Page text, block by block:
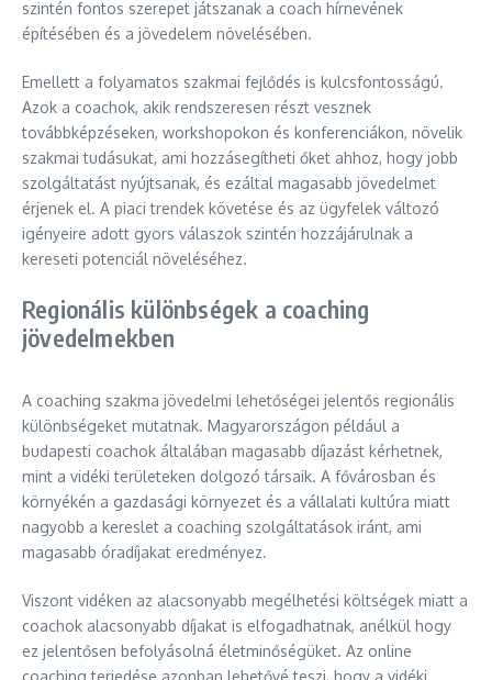
szintén fontos szerepet játszanak a coach hírnevének
építésében és a jövedelem növelésében.
Emellett a folyamatos szakmai fejlődés is kulcsfontosságú.
Azok a coachok, akik rendszeresen részt vesznek
továbbképzéseken, workshopokon és konferenciákon, növelik
szakmai tudásukat, ami hozzásegítheti őket ahhoz, hogy jobb
szolgáltatást nyújtsanak, és ezáltal magasabb jövedelmet
érjenek el. A piaci trendek követése és az ügyfelek változó
igényeire adott gyors válaszok szintén hozzájárulnak a
kereseti potenciál növeléséhez.
Regionális különbségek a coaching
jövedelmekben
A coaching szakma jövedelmi lehetőségei jelentős regionális
különbségeket mutatnak. Magyarországon például a
budapesti coachok általában magasabb díjazást kérhetnek,
mint a vidéki területeken dolgozó társaik. A fővárosban és
környékén a gazdasági környezet és a vállalati kultúra miatt
nagyobb a kereslet a coaching szolgáltatások iránt, ami
magasabb óradíjakat eredményez.
Viszont vidéken az alacsonyabb megélhetési költségek miatt a
coachok alacsonyabb díjakat is elfogadhatnak, anélkül hogy
ez jelentősen befolyásolná életminőségüket. Az online
coaching terjedése azonban lehetővé teszi, hogy a vidéki